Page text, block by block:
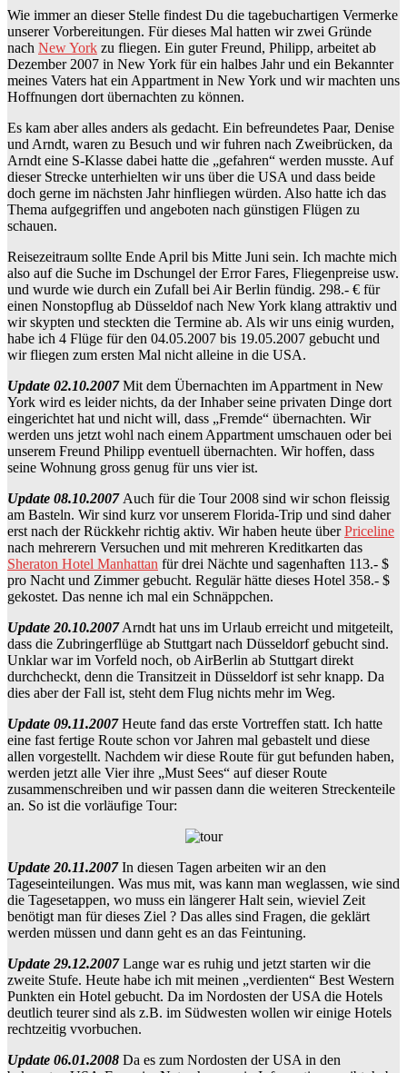
Wie immer an dieser Stelle findest Du die tagebuchartigen Vermerke
unserer Vorbereitungen. Für dieses Mal hatten wir zwei Gründe
nach New York zu fliegen. Ein guter Freund, Philipp, arbeitet ab
Dezember 2007 in New York für ein halbes Jahr und ein Bekannter
meines Vaters hat ein Appartment in New York und wir machten uns
Hoffnungen dort übernachten zu können.
Es kam aber alles anders als gedacht. Ein befreundetes Paar, Denise
und Arndt, waren zu Besuch und wir fuhren nach Zweibrücken, da
Arndt eine S-Klasse dabei hatte die „gefahren“ werden musste. Auf
dieser Strecke unterhielten wir uns über die USA und dass beide
doch gerne im nächsten Jahr hinfliegen würden. Also hatte ich das
Thema aufgegriffen und angeboten nach günstigen Flügen zu
schauen.
Reisezeitraum sollte Ende April bis Mitte Juni sein. Ich machte mich
also auf die Suche im Dschungel der Error Fares, Fliegenpreise usw.
und wurde wie durch ein Zufall bei Air Berlin fündig. 298.- € für
einen Nonstopflug ab Düsseldof nach New York klang attraktiv und
wir skypten und steckten die Termine ab. Als wir uns einig wurden,
habe ich 4 Flüge für den 04.05.2007 bis 19.05.2007 gebucht und
wir fliegen zum ersten Mal nicht alleine in die USA.
Update 02.10.2007 Mit dem Übernachten im Appartment in New
York wird es leider nichts, da der Inhaber seine privaten Dinge dort
eingerichtet hat und nicht will, dass „Fremde“ übernachten. Wir
werden uns jetzt wohl nach einem Appartment umschauen oder bei
unserem Freund Philipp eventuell übernachten. Wir hoffen, dass
seine Wohnung gross genug für uns vier ist.
Update 08.10.2007 Auch für die Tour 2008 sind wir schon fleissig
am Basteln. Wir sind kurz vor unserem Florida-Trip und sind daher
erst nach der Rückkehr richtig aktiv. Wir haben heute überPriceline
nach mehrerern Versuchen und mit mehreren Kreditkarten das
Sheraton Hotel Manhattan für drei Nächte und sagenhaften 113.- $
pro Nacht und Zimmer gebucht. Regulär hätte dieses Hotel 358.- $
gekostet. Das nenne ich mal ein Schnäppchen.
Update 20.10.2007Arndt hat uns im Urlaub erreicht und mitgeteilt,
dass die Zubringerflüge ab Stuttgart nach Düsseldorf gebucht sind.
Unklar war im Vorfeld noch, ob AirBerlin ab Stuttgart direkt
durchcheckt, denn die Transitzeit in Düsseldorf ist sehr knapp. Da
dies aber der Fall ist, steht dem Flug nichts mehr im Weg.
Update 09.11.2007Heute fand das erste Vortreffen statt. Ich hatte
eine fast fertige Route schon vor Jahren mal gebastelt und diese
allen vorgestellt. Nachdem wir diese Route für gut befunden haben,
werden jetzt alle Vier ihre „Must Sees“ auf dieser Route
zusammenschreiben und wir passen dann die weiteren Streckenteile
an. So ist die vorläufige Tour:
Update 20.11.2007In diesen Tagen arbeiten wir an den
Tageseinteilungen. Was mus mit, was kann man weglassen, wie sind
die Tagesetappen, wo muss ein längerer Halt sein, wieviel Zeit
benötigt man für dieses Ziel ? Das alles sind Fragen, die geklärt
werden müssen und dann geht es an das Feintuning.
Update 29.12.2007Lange war es ruhig und jetzt starten wir die
zweite Stufe. Heute habe ich mit meinen „verdienten“ Best Western
Punkten ein Hotel gebucht. Da im Nordosten der USA die Hotels
deutlich teurer sind als z.B. im Südwesten wollen wir einige Hotels
rechtzeitig vvorbuchen.
Update 06.01.2008 Da es zum Nordosten der USA in den